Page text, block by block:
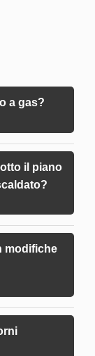
a gas?
il piano
modifiche